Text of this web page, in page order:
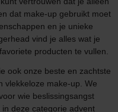
dat make-up gebruikt moet
en je unieke
vind je alles wat je
producten te vullen.
ook onze beste en zachtste
vlekkeloze make-up. We
wie beslissingsangst
deze categorie advent